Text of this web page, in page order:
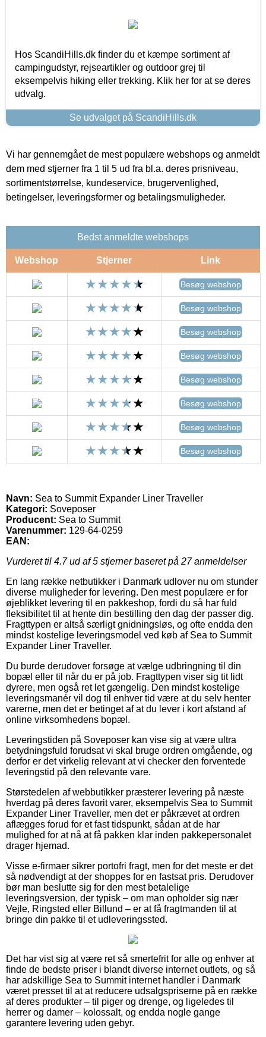
Hos ScandiHills.dk finder du et kæmpe sortiment af
campingudstyr, rejseartikler og outdoor grej til
eksempelvis hiking eller trekking. Klik her for at se deres
udvalg.
Se udvalget på ScandiHills.dk
Vi har gennemgået de mest populære webshops og anmeldt
dem med stjerner fra 1 til 5 ud fra bl.a. deres prisniveau,
sortimentstørrelse, kundeservice, brugervenlighed,
betingelser, leveringsformer og betalingsmuligheder.
Bedst anmeldte webshops
Webshop Stjerner Link
Besøg webshop
Besøg webshop
Besøg webshop
Besøg webshop
Besøg webshop
Besøg webshop
Besøg webshop
Besøg webshop
Navn: Sea to Summit Expander Liner Traveller
Kategori: Soveposer
Producent: Sea to Summit
Varenummer: 129-64-0259
EAN:
Vurderet til 4.7ud af 5 stjerner baseret på 27anmeldelser
En lang række netbutikker i Danmark udlover nu om stunder
diverse muligheder for levering. Den mest populære er for
øjeblikket levering til en pakkeshop, fordi du så har fuld
fleksibilitet til at hente din bestilling den dag der passer dig.
Fragttypen er altså særligt gnidningsløs, og ofte endda den
mindst kostelige leveringsmodel ved køb af Sea to Summit
Expander Liner Traveller.
Du burde derudover forsøge at vælge udbringning til din
bopæl eller til når du er på job. Fragttypen viser sig tit lidt
dyrere, men også ret let gængelig. Den mindst kostelige
leveringsmanér vil dog til enhver tid være at du selv henter
varerne, men det er betinget af at du lever i kort afstand af
online virksomhedens bopæl.
Leveringstiden på Soveposer kan vise sig at være ultra
betydningsfuld forudsat vi skal bruge ordren omgående, og
derfor er det virkelig relevant at vi checker den forventede
leveringstid på den relevante vare.
Størstedelen af webbutikker præsterer levering på næste
hverdag på deres favorit varer, eksempelvis Sea to Summit
Expander Liner Traveller, men det er påkrævet at ordren
aflægges forud for et fast tidspunkt, sådan at de har
mulighed for at nå at få pakken klar inden pakkepersonalet
drager hjemad.
Visse e-firmaer sikrer portofri fragt, men for det meste er det
så nødvendigt at der shoppes for en fastsat pris. Derudover
bør man beslutte sig for den mest betalelige
leveringsversion, der typisk – om man opholder sig nær
Vejle, Ringsted eller Billund – er at få fragtmanden til at
bringe din pakke til et udleveringssted.
Det har vist sig at være ret så smertefrit for alle og enhver at
finde de bedste priser i blandt diverse internet outlets, og så
har adskillige Sea to Summit internet handler i Danmark
været presset til at at reducere udsalgspriserne på en række
af deres produkter – til piger og drenge, og ligeledes til
herrer og damer – kolossalt, og endda nogle gange
garantere levering uden gebyr.